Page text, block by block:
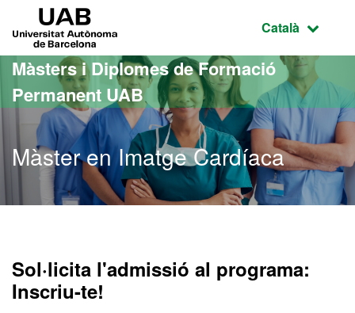
Ves al contingut principal
Ves a la navegació de la pàgina
Idioma
Català
Màsters i Diplomes de Formació
Permanent UAB
Màster en Imatge Cardíaca
Sol·licita l'admissió al programa:
Inscriu-te!